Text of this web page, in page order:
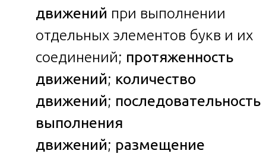
движений при выполнении
отдельных элементов букв и их
соединений; протяженность
движений; количество
движений; последовательность
выполнения
движений; размещение